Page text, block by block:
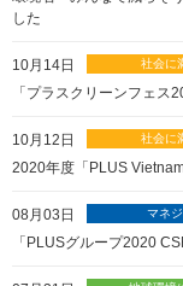
した
10月14日
「プラスクリーンフェス
10月12日
2020年度「PLUS
08月03日
「PLUSグループ2020